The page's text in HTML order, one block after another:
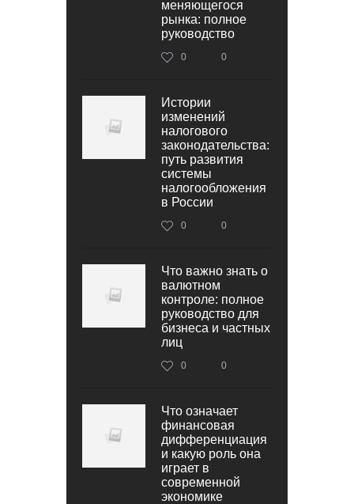
меняющегося
рынка: полное
руководство
0 0
Истории
изменений
налогового
законодательства:
путь развития
системы
налогообложения
в России
0 0
Что важно знать о
валютном
контроле: полное
руководство для
бизнеса и частных
лиц
0 0
Что означает
финансовая
дифференциация
и какую роль она
играет в
современной
экономике